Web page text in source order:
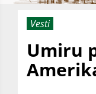
Vesti
Umiru